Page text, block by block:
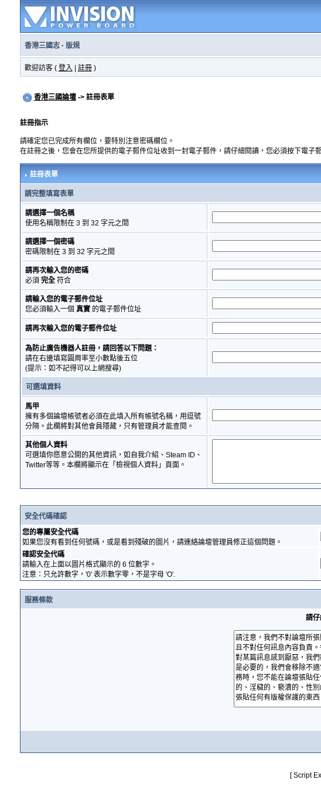
香港三國志· 版規
歡迎訪客 ( 登入 註冊)
香港三國論壇-> 註冊表單
註冊指示
請確定您已完成所有欄位，要特別注意密碼欄位。
在註冊之後，您會在您所提供的電子郵件位址收到一封電子郵件，請仔細閱讀，您必須按下電子
註冊表單
請完整填寫表單
請選擇一個名稱
使用名稱限制在 3 到 32 字元之間
請選擇一個密碼
密碼限制在 3 到 32 字元之間
請再次輸入您的密碼
必須 完全符合
請輸入您的電子郵件位址
您必須輸入一個 真實的電子郵件位址
請再次輸入您的電子郵件位址
為防止廣告機器人註冊，請回答以下問題：
請在右邊填寫圓周率至小數點後五位
(提示：如不記得可以上網搜尋)
可選填資料
馬甲
擁有多個論壇帳號者必須在此填入所有帳號名稱，用逗號
分隔。此欄將對其他會員隱藏，只有管理員才能查閱。
其他個人資料
可選填你愿意公開的其他資訊，如自我介紹、Steam ID、
Twitter等等。本欄將顯示在「檢視個人資料」頁面。
安全代碼確認
您的專屬安全代碼
如果您沒有看到任何號碼，或是看到殘破的圖片，請連絡論壇管理員修正這個問題。
確認安全代碼
請輸入在上面以圖片格式顯示的 6 位數字。
注意：只允許數字，'0' 表示數字零，不是字母 'O'.
服務條款
請
[ Script